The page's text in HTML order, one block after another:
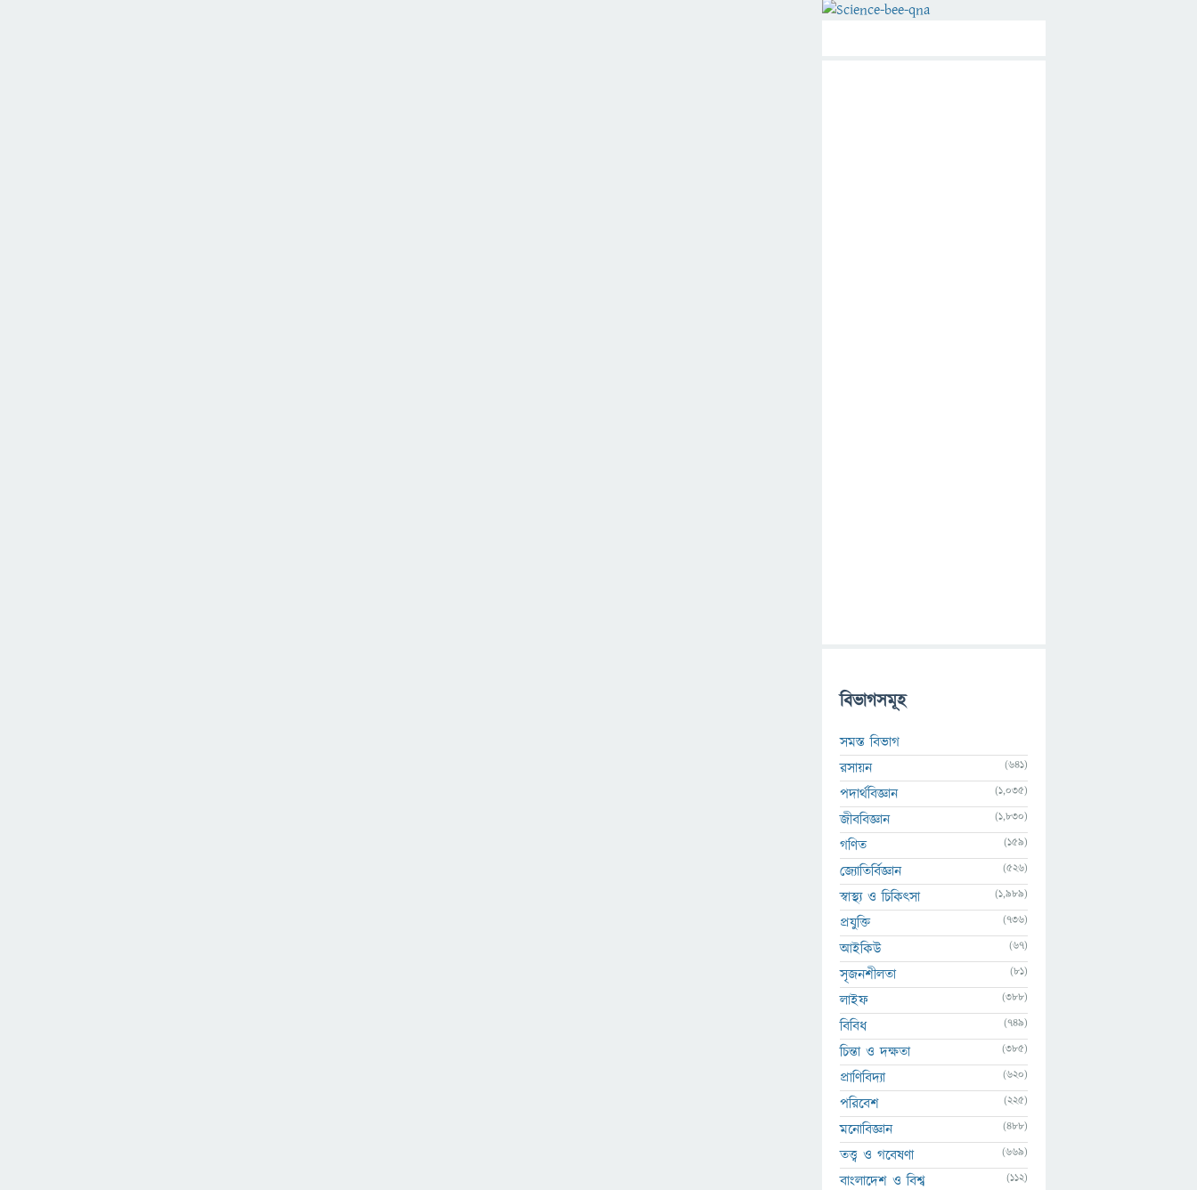
বিভাগসমূহ
সমস্ত বিভাগ
রসায়ন
(641)
পদার্থবিজ্ঞান (1,035)
জীববিজ্ঞান (1,830)
গণিত (159)
জ্যোতির্বিজ্ঞান (526)
স্বাস্থ্য ও চিকিৎসা (1,989)
প্রযুক্তি (736)
আইকিউ (67)
সৃজনশীলতা (81)
লাইফ (388)
বিবিধ (749)
চিন্তা ও দক্ষতা (385)
প্রাণিবিদ্যা (620)
পরিবেশ (225)
মনোবিজ্ঞান (488)
তত্ত্ব ও গবেষণা (669)
বাংলাদেশ ও বিশ্ব (112)